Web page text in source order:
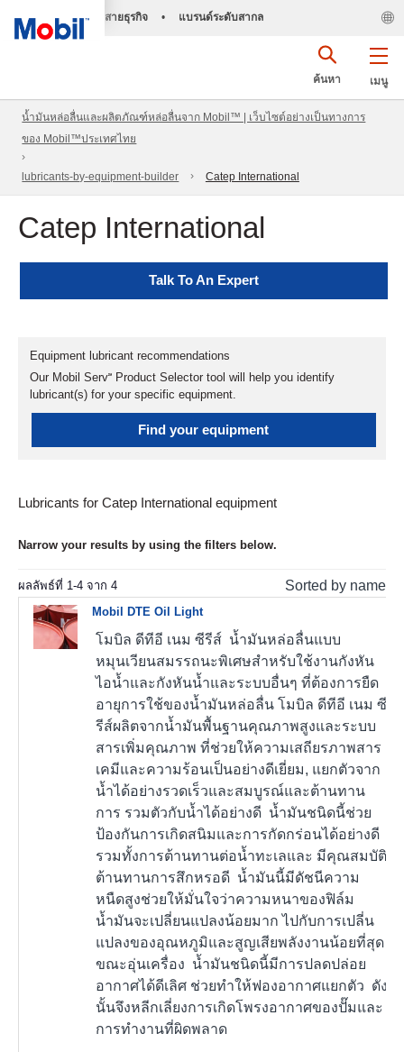
สายธุรกิจ • แบรนด์ระดับสากล
เมนู
ค้นหา
น้ำมันหล่อลื่นและผลิตภัณฑ์หล่อลื่นจาก Mobil™ | เว็บไซต์อย่างเป็นทางการ
ของ Mobil™ประเทศไทย
lubricants-by-equipment-builder Catep International
Catep International
Talk To An Expert
Equipment lubricant recommendations
Our Mobil Serv℠ Product Selector tool will help you identify
lubricant(s) for your specific equipment.
Find your equipment
Lubricants for Catep International equipment
Narrow your results by using the filters below.
ผลลัพธ์ที่ 1-4 จาก 4 Sorted by name
Mobil DTE Oil Light
โมบิล ดีทีอี เนม ซีรีส์ น้ำมันหล่อลื่นแบบ
หมุนเวียนสมรรถนะพิเศษสำหรับใช้งานกังหัน
ไอน้ำและกังหันน้ำและระบบอื่นๆ ที่ต้องการยืด
อายุการใช้ของน้ำมันหล่อลื่น โมบิล ดีทีอี เนม ซี
รีส์ผลิตจากน้ำมันพื้นฐานคุณภาพสูงและระบบ
สารเพิ่มคุณภาพ ที่ช่วยให้ความเสถียรภาพสาร
เคมีและความร้อนเป็นอย่างดีเยี่ยม, แยกตัวจาก
น้ำได้อย่างรวดเร็วและสมบูรณ์และต้านทาน
การ รวมตัวกับน้ำได้อย่างดี น้ำมันชนิดนี้ช่วย
ป้องกันการเกิดสนิมและการกัดกร่อนได้อย่างดี
รวมทั้งการต้านทานต่อน้ำทะเลและ มีคุณสมบัติ
ต้านทานการสึกหรอดี น้ำมันนี้มีดัชนีความ
หนืดสูงช่วยให้มั่นใจว่าความหนาของฟิล์ม
น้ำมันจะเปลี่ยนแปลงน้อยมาก ไปกับการเปลี่น
แปลงของอุณหภูมิและสูญเสียพลังงานน้อยที่สุด
ขณะอุ่นเครื่อง น้ำมันชนิดนี้มีการปลดปล่อย
อากาศได้ดีเลิศ ช่วยทำให้ฟองอากาศแยกตัว ดัง
นั้นจึงหลีกเลี่ยงการเกิดโพรงอากาศของปั๊มและ
การทำงานที่ผิดพลาด